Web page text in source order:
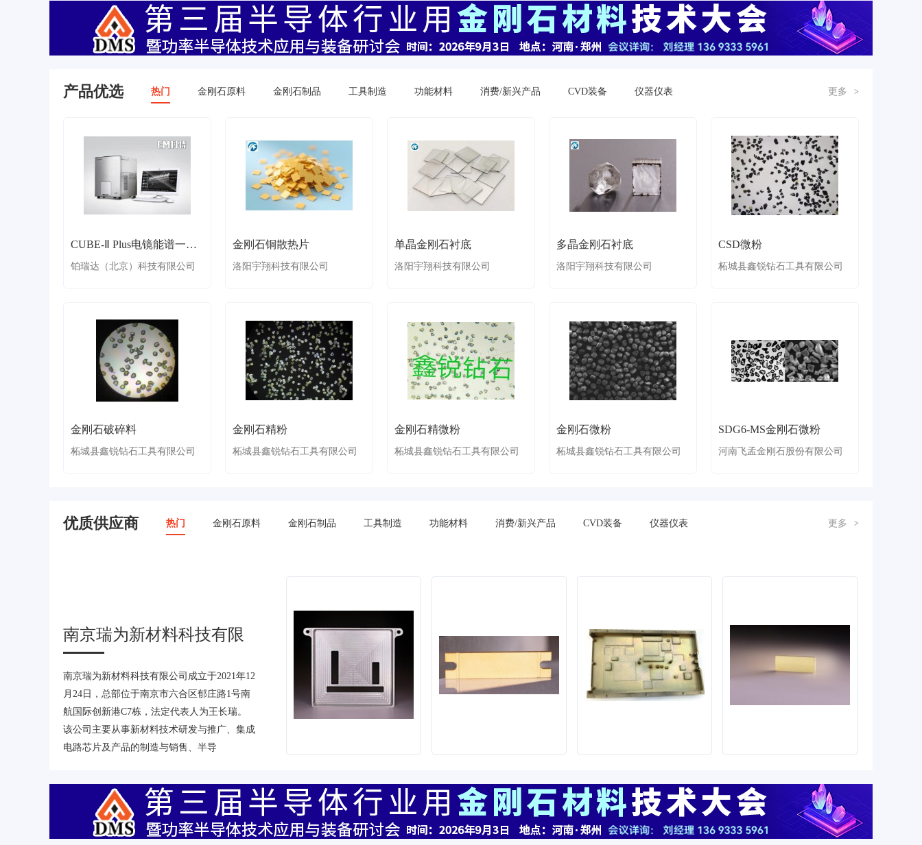
产品优选 热门 金刚石原料 金刚石制品 工具制造 功能材料 消费/新兴产品 CVD装备 仪器仪表 更多 >
CUBE-Ⅱ Plus电镜能谱一体机
铂瑞达（北京）科技有限公司
金刚石铜散热片
洛阳宇翔科技有限公司
单晶金刚石衬底
洛阳宇翔科技有限公司
多晶金刚石衬底
洛阳宇翔科技有限公司
CSD微粉
柘城县鑫锐钻石工具有限公司
金刚石破碎料
柘城县鑫锐钻石工具有限公司
金刚石精粉
柘城县鑫锐钻石工具有限公司
金刚石精微粉
柘城县鑫锐钻石工具有限公司
金刚石微粉
柘城县鑫锐钻石工具有限公司
SDG6-MS金刚石微粉
河南飞孟金刚石股份有限公司
优质供应商 热门 金刚石原料 金刚石制品 工具制造 功能材料 消费/新兴产品 CVD装备 仪器仪表 更多 >
南京瑞为新材料科技有限
公司
南京瑞为新材料科技有限公司成立于2021年12
月24日，总部位于南京市六合区郁庄路1号南
航国际创新港C7栋，法定代表人为王长瑞。
该公司主要从事新材料技术研发与推广、集成
电路芯片及产品的制造与销售、半导